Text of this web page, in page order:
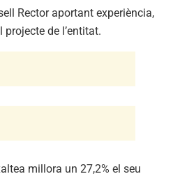
Rector aportant experiència,
de l’entitat.
millora un 27,2% el seu